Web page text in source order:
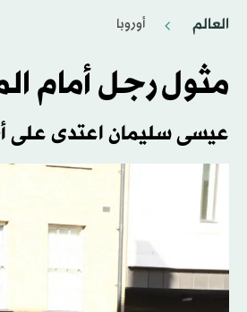
العالم أوروبا
مثول رجل أمام
عيسى سليمان اعتدى على